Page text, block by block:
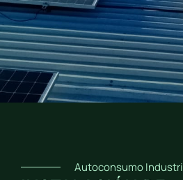
Autoconsumo